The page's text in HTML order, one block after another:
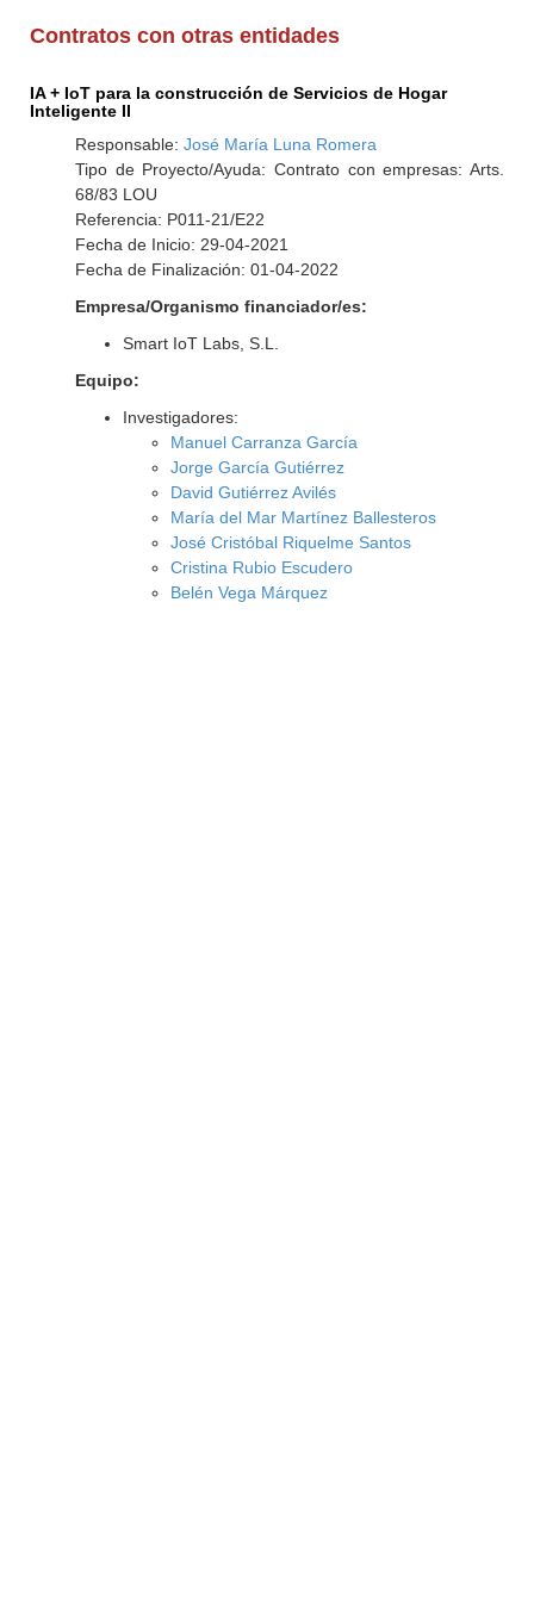
Contratos con otras entidades
IA + IoT para la construcción de Servicios de Hogar
Inteligente II
Responsable: José María Luna Romera
Tipo de Proyecto/Ayuda: Contrato con empresas: Arts.
68/83 LOU
Referencia: P011-21/E22
Fecha de Inicio: 29-04-2021
Fecha de Finalización: 01-04-2022
Empresa/Organismo financiador/es:
Smart IoT Labs, S.L.
Equipo:
Investigadores:
Manuel Carranza García
Jorge García Gutiérrez
David Gutiérrez Avilés
María del Mar Martínez Ballesteros
José Cristóbal Riquelme Santos
Cristina Rubio Escudero
Belén Vega Márquez